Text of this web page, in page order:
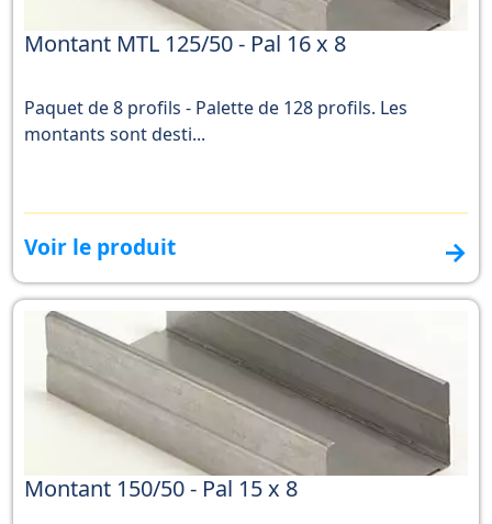
Montant MTL 125/50 - Pal 16 x 8
Paquet de 8 profils - Palette de 128 profils. Les
montants sont desti...
Voir le produit →
Montant 150/50 - Pal 15 x 8